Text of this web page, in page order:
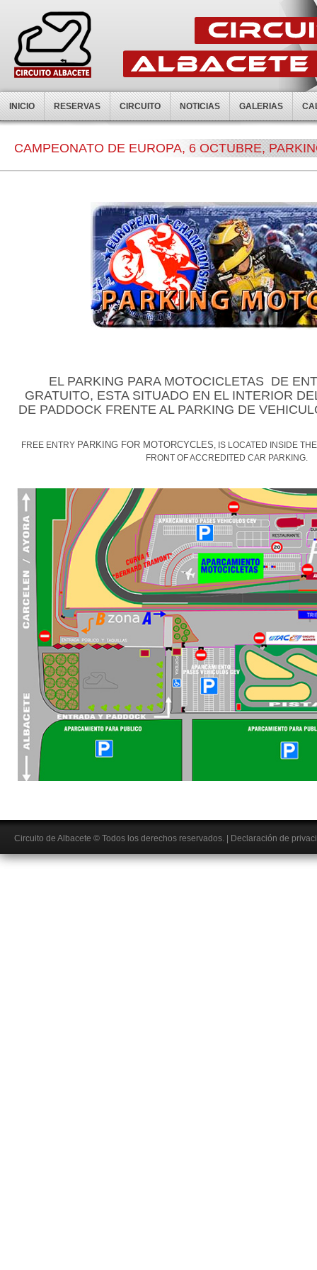
INICIO RESERVAS CIRCUITO NOTICIAS GALERIAS
CAMPEONATO DE EUROPA, 6 OCTUBRE,
EL PARKING PARA MOTOCICLETAS DE
GRATUITO, ESTA SITUADO EN EL INTERIOR
DE PADDOCK FRENTE AL PARKING DE
FREE ENTRY PARKING FOR MOTORCYCLES , IS LOCATED INSIDE
FRONT OF ACCREDITED CAR PARKING.
Circuito de Albacete © Todos los derechos reservados. | Declaración de